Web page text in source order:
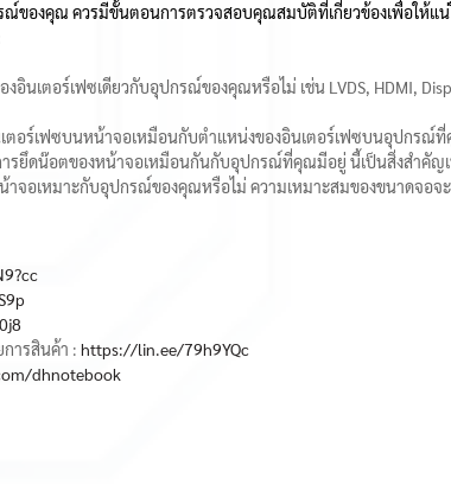
ของคุณ ควรมีขั้นตอนการตรวจสอบคุณสมบัติที่เกี่ยวข้องเพื่อให้
อินเตอร์เฟซเดียวกับอุปกรณ์ของคุณหรือไม่ เช่น LVDS, HDMI,
ตอร์เฟซบนหน้าจอเหมือนกับตำแหน่งของอินเตอร์เฟซบนอุปกรณ์
ารยึดน๊อตของหน้าจอเหมือนกันกับอุปกรณ์ที่คุณมีอยู่ นี้เป็นสิ่งสำคั
จอเหมาะกับอุปกรณ์ของคุณหรือไม่ ความเหมาะสมของขนาดจอจ
ารสินค้า : https://lin.ee/79h9YQc
dhnotebook